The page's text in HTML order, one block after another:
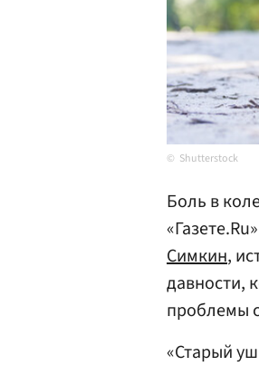
Shutterstock
Боль в
Симкин,
давности,
проблемы
«Старый